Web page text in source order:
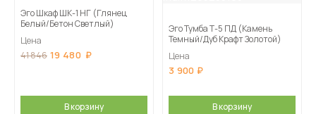
Эго Шкаф ШК-1 НГ (Глянец
Белый/Бетон Светлый)
Цена
41 846 19 480
В корзину
Эго Тумба Т-5 ПД (Камень
Темный/Дуб Крафт Золотой)
Цена
3 900
В корзину